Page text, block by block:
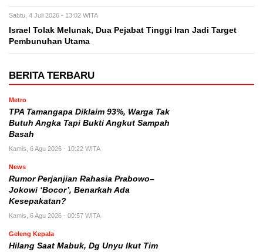
Sabtu, 4 Juli 2026 - 13:02 WITA
Israel Tolak Melunak, Dua Pejabat Tinggi Iran Jadi Target
Pembunuhan Utama
BERITA TERBARU
Metro
TPA Tamangapa Diklaim 93%, Warga Tak
Butuh Angka Tapi Bukti Angkut Sampah
Basah
Kamis, 6 Agu 2026 - 10:22 WITA
News
Rumor Perjanjian Rahasia Prabowo–
Jokowi ‘Bocor’, Benarkah Ada
Kesepakatan?
Kamis, 6 Agu 2026 - 00:57 WITA
Geleng Kepala
Hilang Saat Mabuk, Dg Unyu Ikut Tim